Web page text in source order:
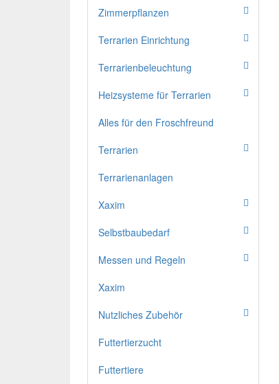
Zimmerpflanzen
Terrarien Einrichtung
Terrarienbeleuchtung
Heizsysteme für Terrarien
Alles für den Froschfreund
Terrarien
Terrarienanlagen
Xaxim
Selbstbaubedarf
Messen und Regeln
Xaxim
Nutzliches Zubehör
Futtertierzucht
Futtertiere